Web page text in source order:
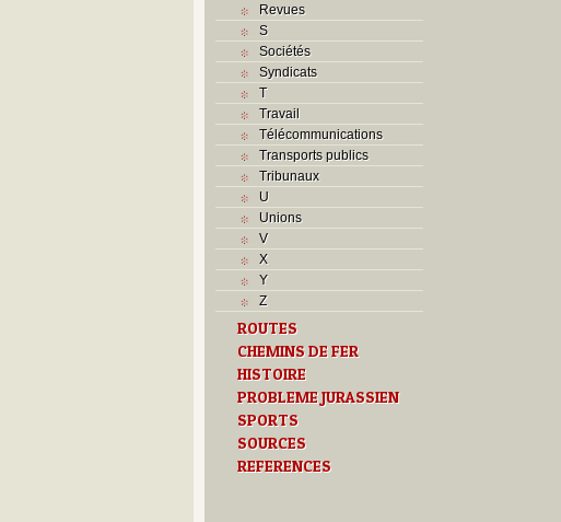
Revues
S
Sociétés
Syndicats
T
Travail
Télécommunications
Transports publics
Tribunaux
U
Unions
V
X
Y
Z
ROUTES
CHEMINS DE FER
HISTOIRE
PROBLEME JURASSIEN
SPORTS
SOURCES
REFERENCES